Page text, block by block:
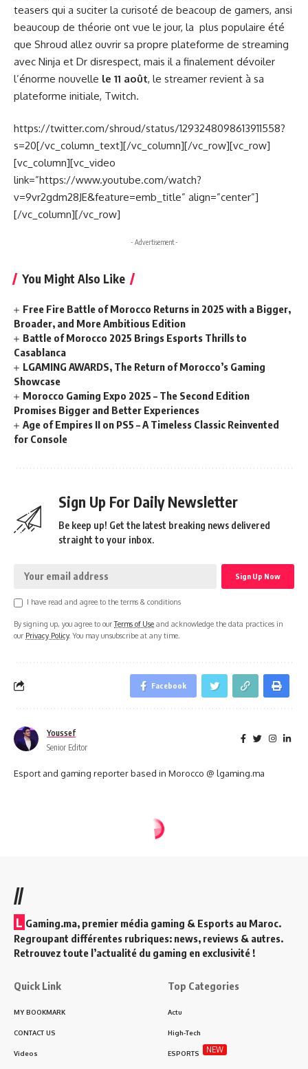
teasers qui a suciter la curisoté de beacoup de gamers, ansi
beaucoup de théorie ont vue le jour, la plus populaire été
que Shroud allez ouvrir sa propre plateforme de streaming
avec Ninja et Dr disrespect, mais il a finalement dévoiler
l’énorme nouvelle le 11 août, le streamer revient à sa
plateforme initiale, Twitch.
https://twitter.com/shroud/status/1293248098613911558?
s=20[/vc_column_text][/vc_column][/vc_row][vc_row]
[vc_column][vc_video
link=”https://www.youtube.com/watch?
v=9vr2gdm28JE&feature=emb_title” align=”center”]
[/vc_column][/vc_row]
- Advertisement -
You Might Also Like
Free Fire Battle of Morocco Returns in 2025 with a Bigger,
Broader, and More Ambitious Edition
Battle of Morocco 2025 Brings Esports Thrills to
Casablanca
LGAMING AWARDS, The Return of Morocco’s Gaming
Showcase
Morocco Gaming Expo 2025 – The Second Edition
Promises Bigger and Better Experiences
Age of Empires II on PS5 – A Timeless Classic Reinvented
for Console
Sign Up For Daily Newsletter
Be keep up! Get the latest breaking news delivered
straight to your inbox.
I have read and agree to the terms & conditions
By signing up, you agree to ourTerms of Use and acknowledge the data practices in
our Privacy Policy. You may unsubscribe at any time.
Facebook
Youssef
Senior Editor
Esport and gaming reporter based in Morocco @ lgaming.ma
//
L Gaming.ma, premier média gaming & Esports au Maroc.
Regroupant différentes rubriques: news, reviews & autres.
Retrouvez toute l’actualité du gaming en exclusivité !
Quick Link
MY BOOKMARK
CONTACT US
Videos
Top Categories
Actu
High-Tech
ESPORTS NEW